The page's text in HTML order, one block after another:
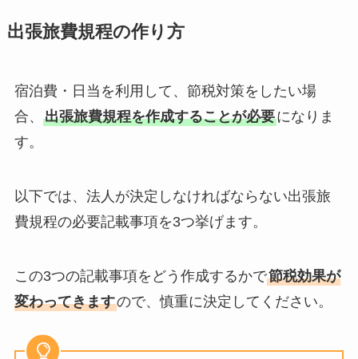
出張旅費規程の作り方
宿泊費・日当を利用して、節税対策をしたい場
合、 出張旅費規程を作成することが必要になりま
す。
以下では、法人が決定しなければならない出張旅
費規程の必要記載事項を3つ挙げます。
この3つの記載事項をどう作成するかで節税効果が
変わってきますので、慎重に決定してください。